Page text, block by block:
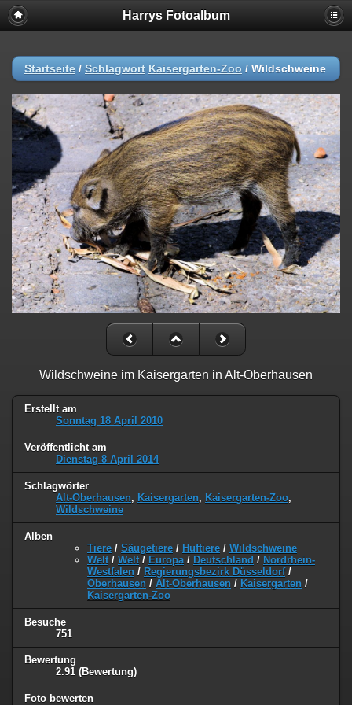
Harrys Fotoalbum
Startseite / Schlagwort Kaisergarten-Zoo / Wildschweine
Wildschweine im Kaisergarten in Alt-Oberhausen
Erstellt am
Sonntag 18 April 2010
Veröffentlicht am
Dienstag 8 April 2014
Schlagwörter
Alt-Oberhausen, Kaisergarten, Kaisergarten-Zoo,
Wildschweine
Alben
Tiere / Säugetiere / Huftiere / Wildschweine
Welt / Welt / Europa / Deutschland / Nordrhein-
Westfalen / Regierungsbezirk Düsseldorf/
Oberhausen / Alt-Oberhausen / Kaisergarten /
Kaisergarten-Zoo
Besuche
751
Bewertung
2.91 (Bewertung)
Foto bewerten